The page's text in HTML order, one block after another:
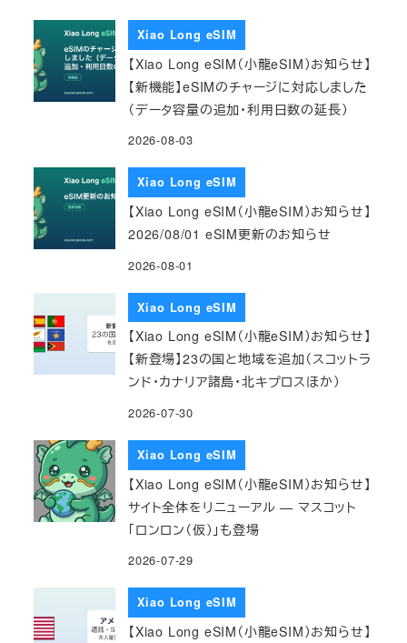
Xiao Long eSIM
【Xiao Long eSIM（小龍eSIM）お知らせ】
【新機能】eSIMのチャージに対応しました
（データ容量の追加・利用日数の延長）
2026-08-03
Xiao Long eSIM
【Xiao Long eSIM（小龍eSIM）お知らせ】
2026/08/01 eSIM更新のお知らせ
2026-08-01
Xiao Long eSIM
【Xiao Long eSIM（小龍eSIM）お知らせ】
【新登場】23の国と地域を追加（スコットラ
ンド・カナリア諸島・北キプロスほか）
2026-07-30
Xiao Long eSIM
【Xiao Long eSIM（小龍eSIM）お知らせ】
サイト全体をリニューアル — マスコット
「ロンロン（仮）」も登場
2026-07-29
Xiao Long eSIM
【Xiao Long eSIM（小龍eSIM）お知らせ】